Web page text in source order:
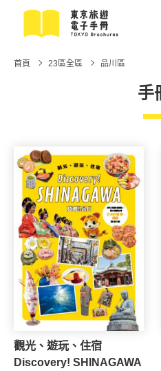
首頁 23區全區 品川區
手
觀光、遊玩、住宿
Discovery! SHINAGAWA